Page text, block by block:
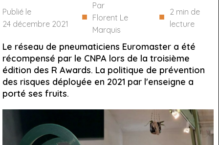
Publié le
24 décembre 2021
■
Par
Florent Le
Marquis
■ 2 min de
lecture
Le réseau de pneumaticiens Euromaster a été
récompensé par le CNPA lors de la troisième
édition des R Awards. La politique de prévention
des risques déployée en 2021 par l'enseigne a
porté ses fruits.